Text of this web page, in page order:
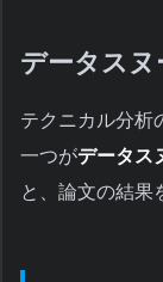
データス
テクニカル分析
一つがデータス
と、論文の結果